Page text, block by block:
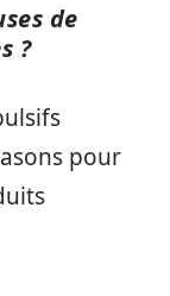
de
?
pour